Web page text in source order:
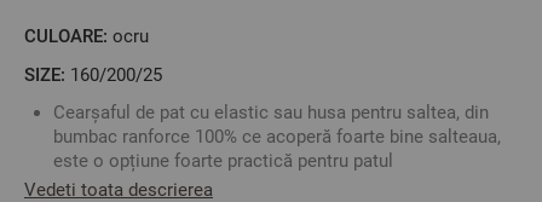
CULOARE: ocru
SIZE: 160/200/25
Cearșaful de pat cu elastic sau husa pentru saltea, din
bumbac ranforce 100% ce acoperă foarte bine salteaua,
este o opțiune foarte practică pentru patul
dumneavoastră.
Vedeti toata descrierea